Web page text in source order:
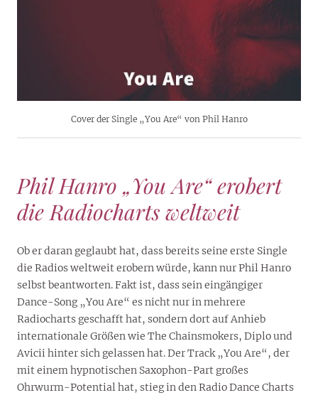
Cover der Single „You Are“ von Phil Hanro
Phil Hanro „You Are“ erobert
die Radiocharts weltweit
Ob er daran geglaubt hat, dass bereits seine erste Single
die Radios weltweit erobern würde, kann nur Phil Hanro
selbst beantworten. Fakt ist, dass sein eingängiger
Dance-Song „You Are“ es nicht nur in mehrere
Radiocharts geschafft hat, sondern dort auf Anhieb
internationale Größen wie The Chainsmokers, Diplo und
Avicii hinter sich gelassen hat. Der Track „You Are“, der
mit einem hypnotischen Saxophon-Part großes
Ohrwurm-Potential hat, stieg in den Radio Dance Charts